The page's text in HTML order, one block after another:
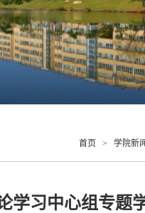
首页 > 学院新
学习中心组专题